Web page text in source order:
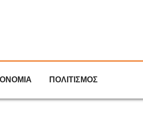
ΠΟΛΙΤΙΣΜΟΣ